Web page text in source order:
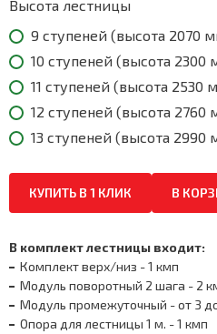
Высота лестницы
9 ступеней (высота 2070
10 ступеней (высота 2300
11 ступеней (высота 2530
12 ступеней (высота 2760
13 ступеней (высота 2990
КУПИТЬ В 1 КЛИК В
В комплект лестницы входит:
Комплект верх/низ - 1 кмп
Модуль поворотный 2 шага - 2
Модуль промежуточный - от 3
Опора для лестницы 1 м. - 1 кмп